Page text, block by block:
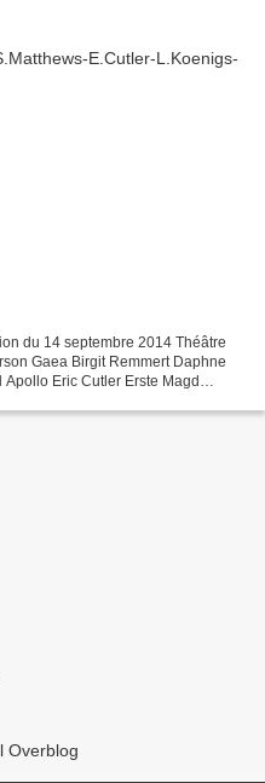
du 14 septembre 2014 Théâtre
Gaea Birgit Remmert Daphne
Eric Cutler Erste Magd
Overblog